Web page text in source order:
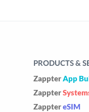
PRODUCTS &
ZappterApp
Zappter
ZapptereSIM